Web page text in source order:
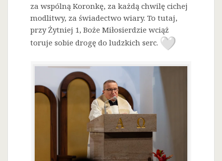
za wspólną Koronkę, za każdą chwilę cichej
modlitwy, za świadectwo wiary. To tutaj,
przy Żytniej 1, Boże Miłosierdzie wciąż
toruje sobie drogę do ludzkich serc.